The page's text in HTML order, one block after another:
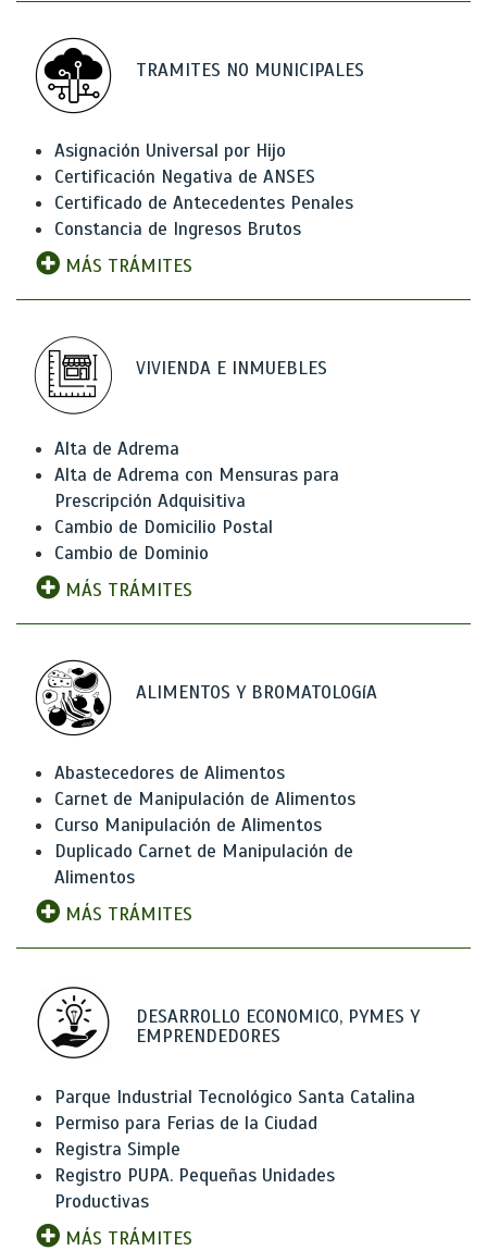
TRAMITES NO MUNICIPALES
Asignación Universal por Hijo
Certificación Negativa de ANSES
Certificado de Antecedentes Penales
Constancia de Ingresos Brutos
MÁS TRÁMITES
VIVIENDA E INMUEBLES
Alta de Adrema
Alta de Adrema con Mensuras para
Prescripción Adquisitiva
Cambio de Domicilio Postal
Cambio de Dominio
MÁS TRÁMITES
ALIMENTOS Y BROMATOLOGíA
Abastecedores de Alimentos
Carnet de Manipulación de Alimentos
Curso Manipulación de Alimentos
Duplicado Carnet de Manipulación de
Alimentos
MÁS TRÁMITES
DESARROLLO ECONOMICO, PYMES Y
EMPRENDEDORES
Parque Industrial Tecnológico Santa Catalina
Permiso para Ferias de la Ciudad
Registra Simple
Registro PUPA. Pequeñas Unidades
Productivas
MÁS TRÁMITES